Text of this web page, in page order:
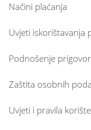
Načini plaćanja
Uvjeti iskorištavanja
Podnošenje
Zaštita osobnih
Uvjeti i pravila